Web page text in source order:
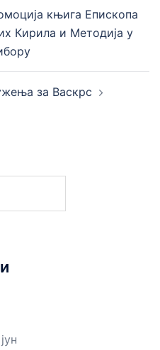
књига Епископа
Кирила и Методија у
за Васкрс